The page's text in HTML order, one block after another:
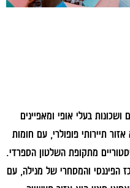
בעלי אופי ומאפיינים
תיירותי פופולרי, עם חומות
מתקופת השלטון הספרדי.
הפיננסי והמסחרי של מנילה, עם